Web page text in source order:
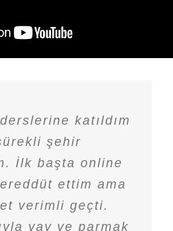
katıldım
şehir
İlk başta online
ettim ama
verimli geçti.
yay ve parmak
bir hobi
istemiştim ama
sınavlarına